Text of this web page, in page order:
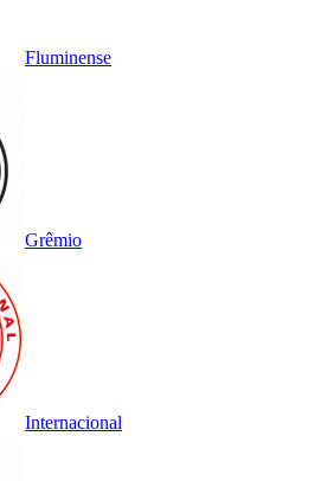
Fluminense
Grêmio
Internacional